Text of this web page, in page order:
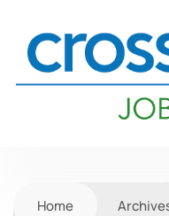
Home